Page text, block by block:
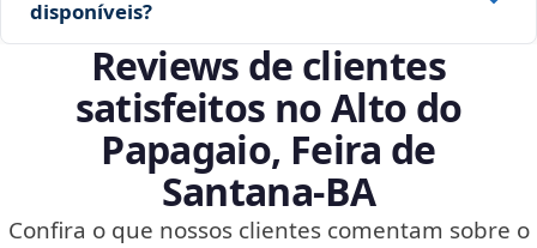
disponíveis?
Reviews de clientes
satisfeitos no Alto do
Papagaio, Feira de
Santana‑BA
Confira o que nossos clientes comentam sobre o